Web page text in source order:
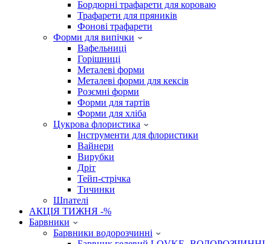
Бордюрні трафарети для короваю
Трафарети для пряників
Фонові трафарети
Форми для випічки
Вафельниці
Горішниці
Металеві форми
Металеві форми для кексів
Розємні форми
Форми для тартів
Форми для хліба
Цукрова флористика
Інструменти для флористики
Вайнери
Вирубки
Дріт
Тейп-стрічка
Тичинки
Шпателі
АКЦІЯ ТИЖНЯ -%
Барвники
Барвники водорозчинні